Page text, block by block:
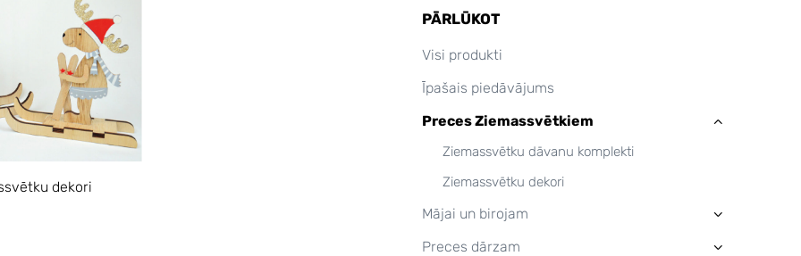
PĀRLŪKOT
Visi produkti
Īpašais piedāvājums
Preces Ziemassvētkiem
Ziemassvētku dāvanu komplekti
Ziemassvētku dekori
›
Mājai un birojam ›
Preces dārzam ›
dekori